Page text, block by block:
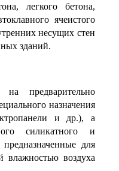
легкого бетона,
ячеистого
несущих стен
зданий.
на предварительно
назначения
и др.), а
силикатного и
предназначенные для
влажностью воздуха